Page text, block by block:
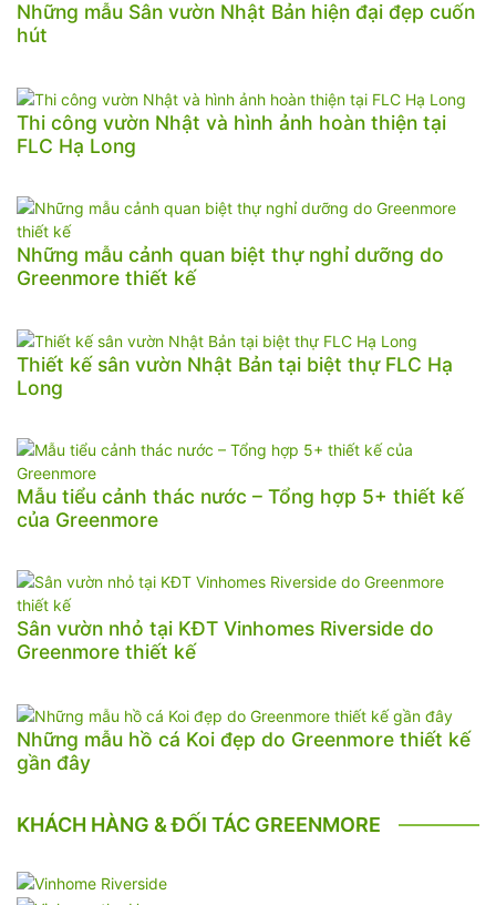
Những mẫu Sân vườn Nhật Bản hiện đại đẹp cuốn
hút
Thi công vườn Nhật và hình ảnh hoàn thiện tại
FLC Hạ Long
Những mẫu cảnh quan biệt thự nghỉ dưỡng do
Greenmore thiết kế
Thiết kế sân vườn Nhật Bản tại biệt thự FLC Hạ
Long
Mẫu tiểu cảnh thác nước – Tổng hợp 5+ thiết kế
của Greenmore
Sân vườn nhỏ tại KĐT Vinhomes Riverside do
Greenmore thiết kế
Những mẫu hồ cá Koi đẹp do Greenmore thiết kế
gần đây
KHÁCH HÀNG & ĐỐI TÁC GREENMORE